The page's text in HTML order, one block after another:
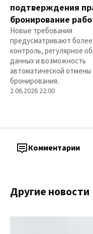
подтверждения
бронирование
Новые требования
предусматривают
контроль, регулярное
данных и возможность
автоматической отмены
бронирования.
2.06.2026 22:00
Комментарии
Другие новости